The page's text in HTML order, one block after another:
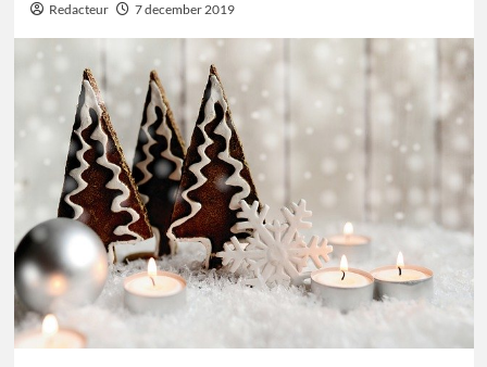
Redacteur 7 december 2019